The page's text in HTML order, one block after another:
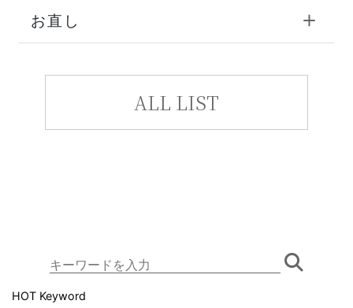
お直し
ALL LIST
HOT Keyword